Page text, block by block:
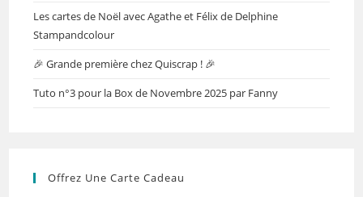
Les cartes de Noël avec Agathe et Félix de Delphine
Stampandcolour
🎉 Grande première chez Quiscrap ! 🎉
Tuto n°3 pour la Box de Novembre 2025 par Fanny
Offrez Une Carte Cadeau